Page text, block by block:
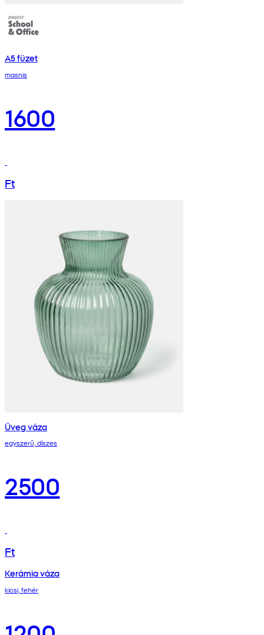
A5 füzet
masnis
1600
Ft
Üveg váza
egyszerű, díszes
2500
Ft
Kerámia váza
kicsi, fehér